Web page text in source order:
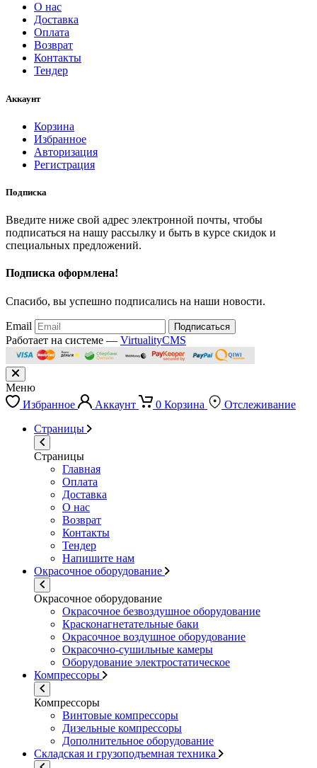
О нас
Доставка
Оплата
Возврат
Контакты
Тендер
Аккаунт
Корзина
Избранное
Авторизация
Регистрация
Подписка
Введите ниже свой адрес электронной почты, чтобы
подписаться на нашу рассылку и быть в курсе скидок и
специальных предложений.
Подписка оформлена!
Спасибо, вы успешно подписались на наши новости.
Email Подписаться
Работает на системе — VirtualityCMS
Меню
Избранное
Аккаунт 0 Корзина
Отслеживание
Страницы
Страницы
Главная
Оплата
Доставка
О нас
Возврат
Контакты
Тендер
Напишите нам
Окрасочное оборудование
Окрасочное оборудование
Окрасочное безвоздушное оборудование
Красконагнетательные баки
Окрасочное воздушное оборудование
Окрасочно-сушильные камеры
Оборудование электростатическое
Компрессоры
Компрессоры
Винтовые компрессоры
Дизельные компрессоры
Дополнительное оборудование
Складская и грузоподъемная техника